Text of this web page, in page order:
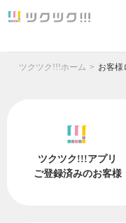
ツクツク!!!ホーム お客様
ツクツク!!!アプリ
ご登録済みのお客様